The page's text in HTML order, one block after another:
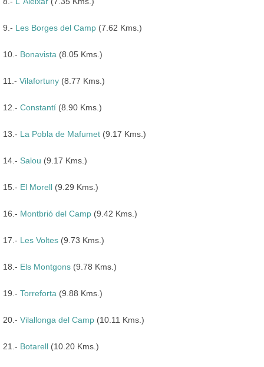
9.- Les Borges del Camp (7.62 Kms.)
10.- Bonavista (8.05 Kms.)
11.- Vilafortuny (8.77 Kms.)
12.- Constantí (8.90 Kms.)
13.- La Pobla de Mafumet (9.17 Kms.)
14.- Salou (9.17 Kms.)
15.- El Morell (9.29 Kms.)
16.- Montbrió del Camp (9.42 Kms.)
17.- Les Voltes (9.73 Kms.)
18.- Els Montgons (9.78 Kms.)
19.- Torreforta (9.88 Kms.)
20.- Vilallonga del Camp (10.11 Kms.)
21.- Botarell (10.20 Kms.)